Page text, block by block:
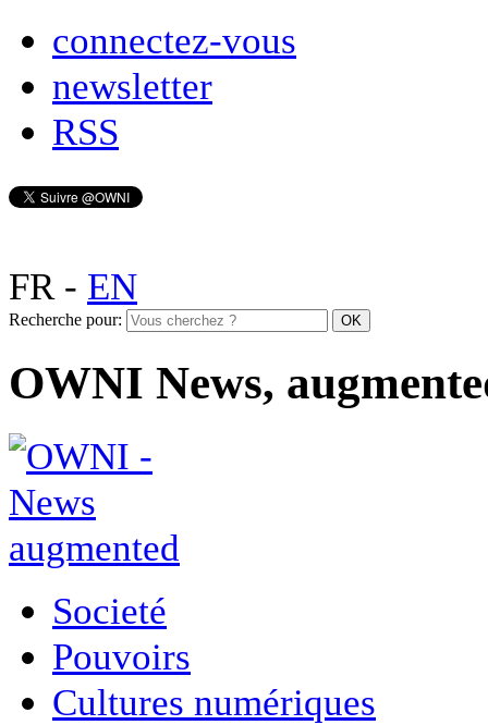
connectez-vous
newsletter
RSS
FR- EN
Recherche pour:
OWNI News,
Societé
Pouvoirs
Cultures numériques